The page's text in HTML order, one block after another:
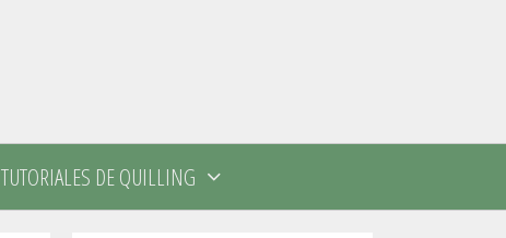
TUTORIALES DE QUILLING